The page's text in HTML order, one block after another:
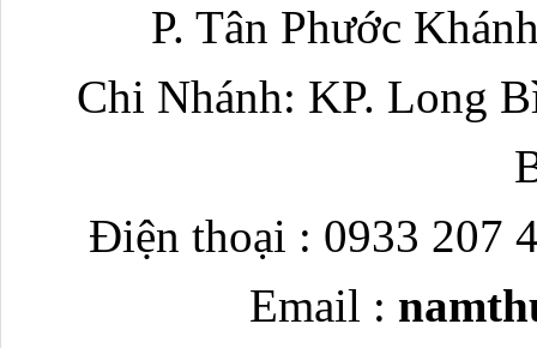
P. Tân Phước
Chi Nhánh: KP. Long
Điện thoại : 0933 207
Email :